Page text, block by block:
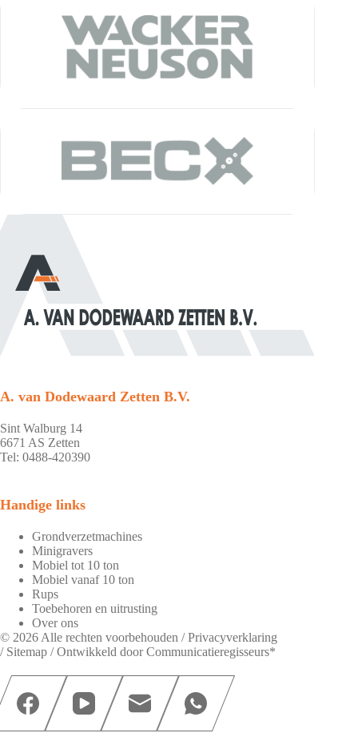
A. van Dodewaard Zetten B.V.
Sint Walburg 14
6671 AS Zetten
Tel: 0488-420390
Handige links
Grondverzetmachines
Minigravers
Mobiel tot 10 ton
Mobiel vanaf 10 ton
Rups
Toebehoren en uitrusting
Over ons
© 2026 Alle rechten voorbehouden /Privacyverklaring
/ Sitemap / Ontwikkeld doorCommunicatieregisseurs*